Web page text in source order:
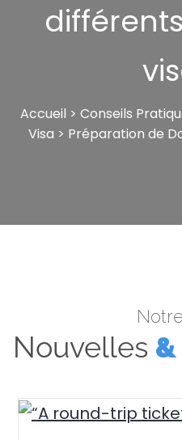
Accueil > Conseils
Visa > Préparation de
Nouvelles &